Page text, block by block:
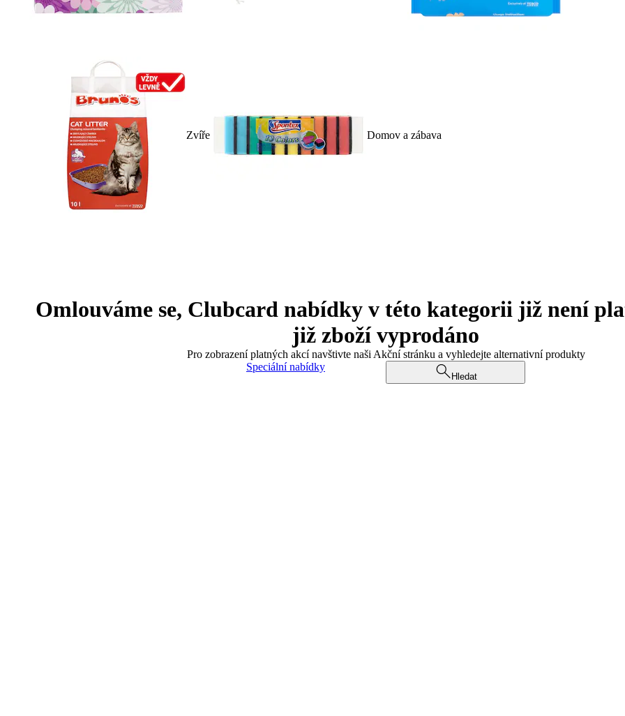
Zvíře Domov a zábava
Omlouváme se, Clubcard nabídky v této kategorii již není
již zboží vyprodáno
Pro zobrazení platných akcí navštivte naši Akční stránku a vyhledejte alternativní produkty
Speciální nabídky
Hledat